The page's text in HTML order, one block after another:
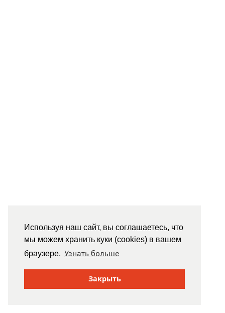
Используя наш сайт, вы соглашаетесь, что
мы можем хранить куки (cookies) в вашем
браузере. Узнать больше
Закрыть